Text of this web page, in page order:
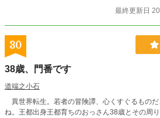
最終更新日
30
38歳、門番です
道端之小石
異世界転生。若者の冒険譚、心くすぐるもの
ね。王都出身王都育ちのおっさん38歳とその周りの人々